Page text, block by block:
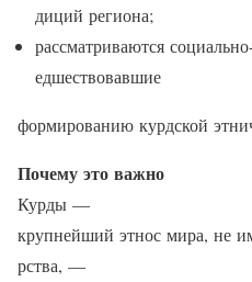
диций региона;
рассматриваются
едшествовавшие
формированию курдской
Почему это важно
Курды —
крупнейший этнос мира, не
рства, —